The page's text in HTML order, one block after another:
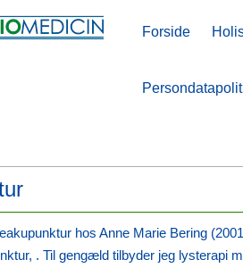
Forside
Forside
hos Anne Marie Bering
. Til gengæld tilbyder jeg lysterapi